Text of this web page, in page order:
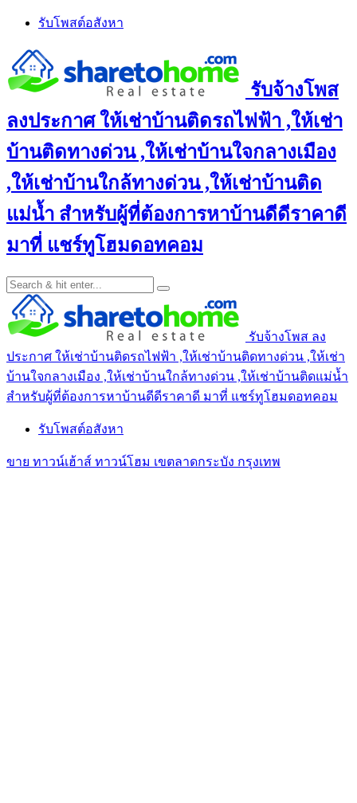
Skip
content
รับโพสต์อสังหา
รับจ้างโพส
ลงประกาศ ให้เช่าบ้านติดรถไฟฟ้า ,ให้เช่า
บ้านติดทางด่วน ,ให้เช่าบ้านใจกลางเมือง
,ให้เช่าบ้านใกล้ทางด่วน ,ให้เช่าบ้านติด
แม่น้ำ สำหรับผู้ที่ต้องการหาบ้านดีดีราคาดี
มาที่ แชร์ทูโฮมดอทคอม
รับจ้างโพส ลง
ประกาศ ให้เช่าบ้านติดรถไฟฟ้า ,ให้เช่าบ้านติดทางด่วน ,ให้เช่า
บ้านใจกลางเมือง ,ให้เช่าบ้านใกล้ทางด่วน ,ให้เช่าบ้านติดแม่น้ำ
สำหรับผู้ที่ต้องการหาบ้านดีดีราคาดี มาที่ แชร์ทูโฮมดอทคอม
รับโพสต์อสังหา
ขาย ทาวน์เฮ้าส์ ทาวน์โฮม เขตลาดกระบัง กรุงเทพ